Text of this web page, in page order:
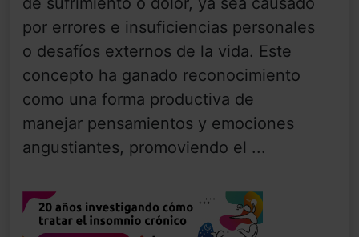
por errores e insuficiencias personales
o desafíos externos de la vida. Este
concepto ha ganado reconocimiento
como una forma productiva de
manejar pensamientos y emociones
angustiantes, promoviendo el ...